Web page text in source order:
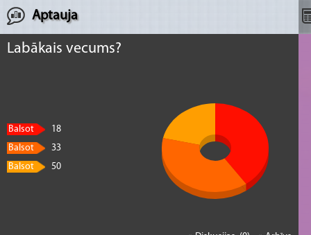
Aptauja
Labākais vecums?
Balsot
18
Balsot
33
Balsot
50